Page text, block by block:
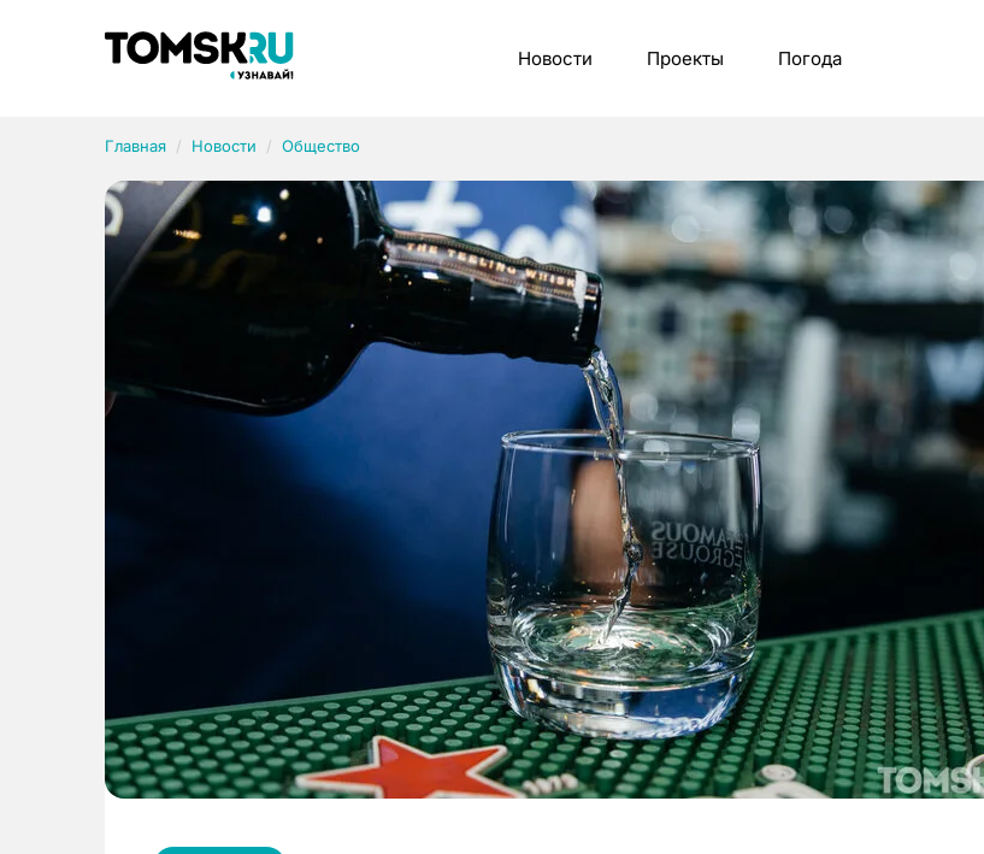
Новости Проекты Погода
Главная Новости Общество
Рубрики